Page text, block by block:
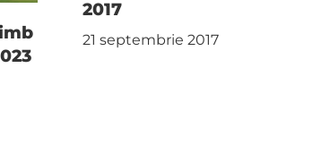
2017
21 septembrie 2017